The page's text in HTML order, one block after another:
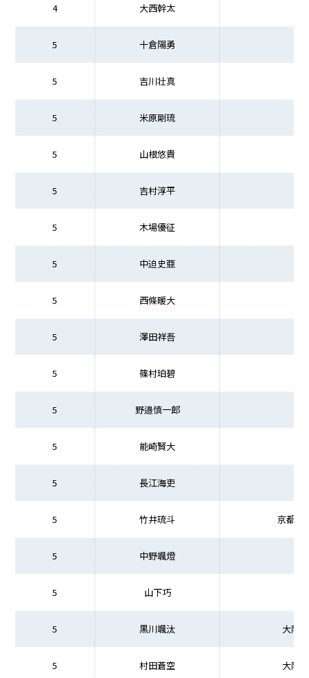
4 大西幹太
5 十倉陽勇
5 吉川壮真
5 米原剛琉
5 山根悠貴
5 吉村淳平
5 木場優征
5 中迫史亜
5 西條暖大
5 澤田祥吾
5 篠村珀碧
5 野邉慎一郎
5 能崎賢大
5 長江海吏
5 竹井琉斗 京都先
5 中野颯燈
5 山下巧
5 黒川颯汰 大阪
5 村田蒼空 大阪